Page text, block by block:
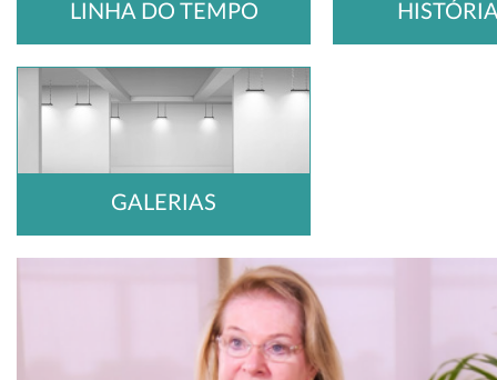
LINHA DO TEMPO
GALERIAS